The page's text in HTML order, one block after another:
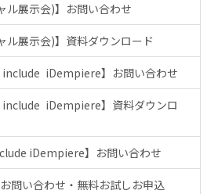
ル展示会)】お問い合わせ
ル展示会)】資料ダウンロード
include iDempiere】お問い合わせ
include iDempiere】資料ダウンロ
iDempiere】お問い合わせ
問い合わせ・無料お試しお申込